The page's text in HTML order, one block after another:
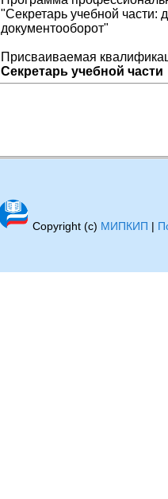
"Секретарь учебной части:
документооборот"
Присваиваемая
Секретарь учебной части
Copyright (c) МИПКИП |